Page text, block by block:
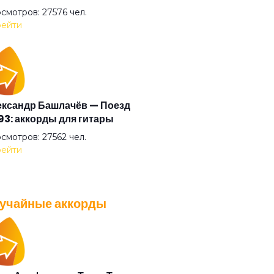
мира на земле
музыка
27576 чел.
Башлачёв — Поезд
аккорды для гитары
27562 чел.
— Плохо танцевать: аккорды
26039 чел.
аккорды